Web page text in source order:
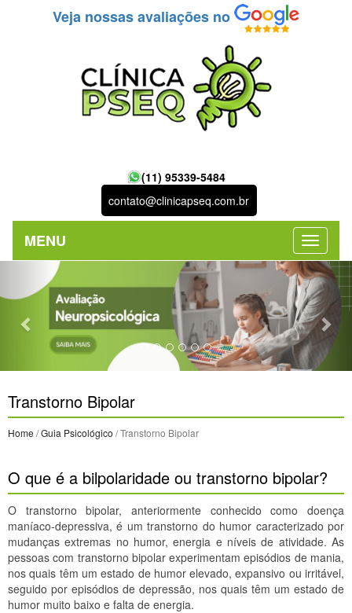
Veja nossas avaliações no
(11) 95339-5484
contato@clinicapseq.com.br
MENU
Previous
Transtorno Bipolar
Home /Guia Psicológico / Transtorno Bipolar
O que é a bilpolaridade ou transtorno bipolar?
O transtorno bipolar, anteriormente conhecido como doença
maníaco-depressiva, é um transtorno do humor caracterizado por
mudanças extremas no humor, energia e níveis de atividade. As
pessoas com transtorno bipolar experimentam episódios de mania,
nos quais têm um estado de humor elevado, expansivo ou irritável,
seguido por episódios de depressão, nos quais têm um estado de
humor muito baixo e falta de energia.